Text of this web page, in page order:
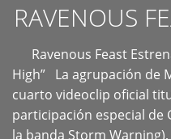
RAVENOUS
Ravenous Feast
High” La agrupación de
cuarto videoclip oficial
participación especial de
la banda Storm